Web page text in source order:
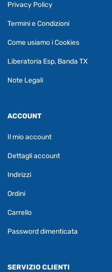
Privacy Policy
Termini e Condizioni
Come usiamo i Cookies
Liberatoria Esp, Banda TX
Note Legali
ACCOUNT
Il mio account
Dettagli account
Indirizzi
Ordini
Carrello
Password dimenticata
SERVIZIO CLIENTI